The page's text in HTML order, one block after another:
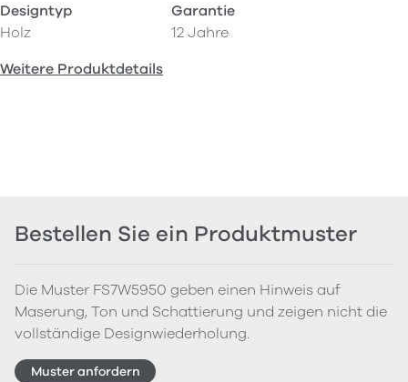
Designtyp
Holz
Garantie
12 Jahre
Weitere Produktdetails
Bestellen Sie ein Produktmuster
Die Muster FS7W5950 geben einen Hinweis auf
Maserung, Ton und Schattierung und zeigen nicht die
vollständige Designwiederholung.
Muster anfordern